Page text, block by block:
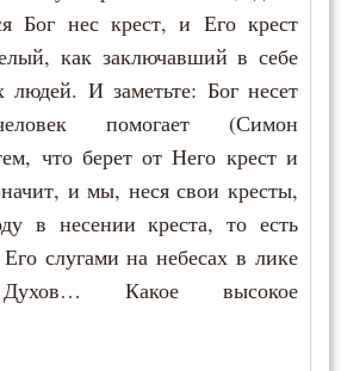
Бог нес крест, и Его крест
как заключавший в себе
людей. И заметьте: Бог несет
помогает (Симон
что берет от Него крест и
и мы, неся свои кресты,
в несении креста, то есть
слугами на небесах в лике
Духов… Какое высокое